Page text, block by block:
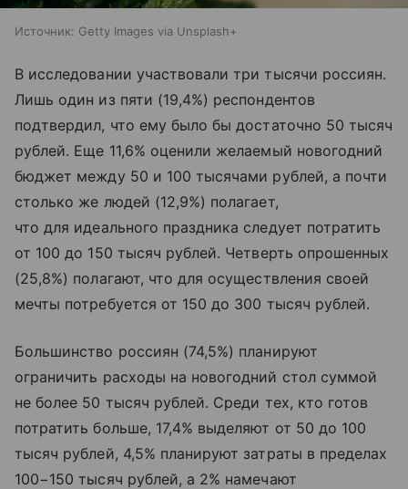
Источник: Getty Images via Unsplash+
В исследовании участвовали три тысячи россиян.
Лишь один из пяти (19,4%) респондентов
подтвердил, что ему было бы достаточно 50 тысяч
рублей. Еще 11,6% оценили желаемый новогодний
бюджет между 50 и 100 тысячами рублей, а почти
столько же людей (12,9%) полагает,
что для идеального праздника следует потратить
от 100 до 150 тысяч рублей. Четверть опрошенных
(25,8%) полагают, что для осуществления своей
мечты потребуется от 150 до 300 тысяч рублей.
Большинство россиян (74,5%) планируют
ограничить расходы на новогодний стол суммой
не более 50 тысяч рублей. Среди тех, кто готов
потратить больше, 17,4% выделяют от 50 до 100
тысяч рублей, 4,5% планируют затраты в пределах
100−150 тысяч рублей, а 2% намечают